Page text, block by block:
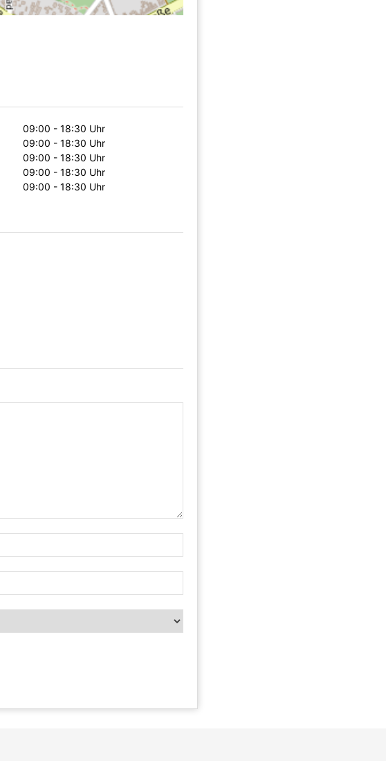
09:00 - 18:30 Uhr
09:00 - 18:30 Uhr
09:00 - 18:30 Uhr
09:00 - 18:30 Uhr
09:00 - 18:30 Uhr